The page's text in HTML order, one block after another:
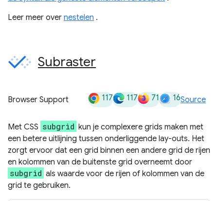
Leer meer over nestelen .
Subraster
Browser Support 117 117 71 16Source
Met CSS subgrid kun je complexere grids maken met
een betere uitlijning tussen onderliggende lay-outs. Het
zorgt ervoor dat een grid binnen een andere grid de rijen
en kolommen van de buitenste grid overneemt door
subgrid als waarde voor de rijen of kolommen van de
grid te gebruiken.